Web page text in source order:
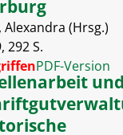
Alexandra (Hrsg.)
292 S.
PDF-Version
und